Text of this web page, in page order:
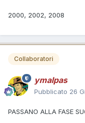
2000, 2002, 2008
Collaboratori
ymalpas
Pubblicato 26
PASSANO ALLA FASE